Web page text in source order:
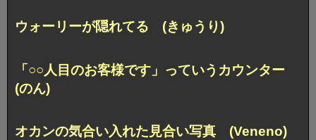
ウォーリーが隠れてる (きゅうり)
「○○人目のお客様です」っていうカウンター
(のん)
オカンの気合い入れた見合い写真 (Veneno)